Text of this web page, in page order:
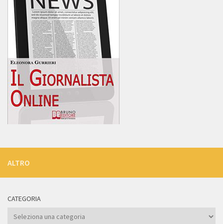
ALTRO
CATEGORIA
Categoria